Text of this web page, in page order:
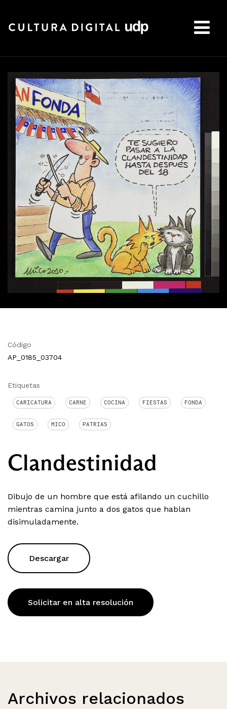
Código
AP_0185_03704
Etiquetas
CARICATURA CARNE COCINA FIESTAS FONDA
GATOS MICO PATRIAS
Clandestinidad
Dibujo de un hombre que está afilando un cuchillo
mientras camina junto a dos gatos que hablan
disimuladamente.
Descargar
Solicitar en alta resolución
Archivos relacionados